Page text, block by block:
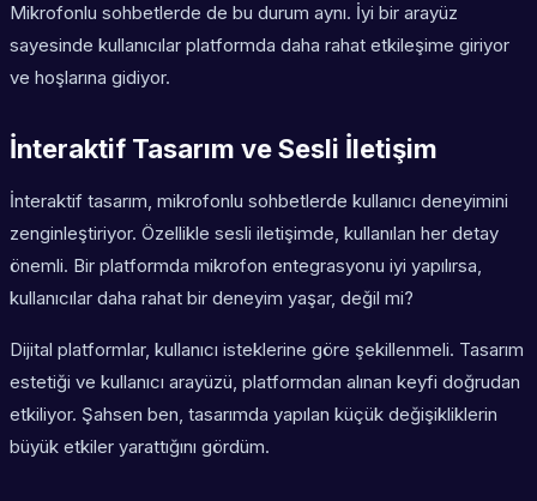
Mikrofonlu sohbetlerde de bu durum aynı. İyi bir arayüz
sayesinde kullanıcılar platformda daha rahat etkileşime giriyor
ve hoşlarına gidiyor.
İnteraktif Tasarım ve Sesli İletişim
İnteraktif tasarım, mikrofonlu sohbetlerde kullanıcı deneyimini
zenginleştiriyor. Özellikle sesli iletişimde, kullanılan her detay
önemli. Bir platformda mikrofon entegrasyonu iyi yapılırsa,
kullanıcılar daha rahat bir deneyim yaşar, değil mi?
Dijital platformlar, kullanıcı isteklerine göre şekillenmeli. Tasarım
estetiği ve kullanıcı arayüzü, platformdan alınan keyfi doğrudan
etkiliyor. Şahsen ben, tasarımda yapılan küçük değişikliklerin
büyük etkiler yarattığını gördüm.